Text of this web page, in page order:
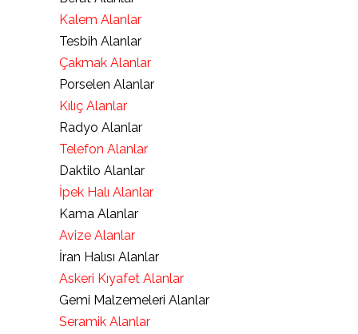
Kalem Alanlar
Tesbih Alanlar
Çakmak Alanlar
Porselen Alanlar
Kılıç Alanlar
Radyo Alanlar
Telefon Alanlar
Daktilo Alanlar
İpek Halı Alanlar
Kama Alanlar
Avize Alanlar
İran Halısı Alanlar
Askeri Kıyafet Alanlar
Gemi Malzemeleri Alanlar
Seramik Alanlar